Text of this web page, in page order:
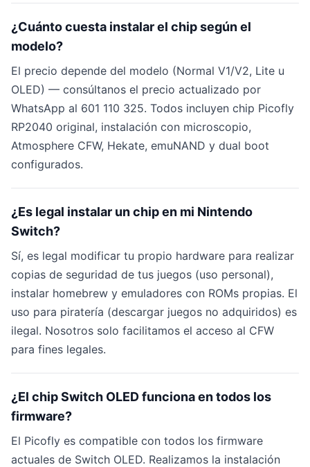
¿Cuánto cuesta instalar el chip según el
modelo?
El precio depende del modelo (Normal V1/V2, Lite u
OLED) — consúltanos el precio actualizado por
WhatsApp al 601 110 325. Todos incluyen chip Picofly
RP2040 original, instalación con microscopio,
Atmosphere CFW, Hekate, emuNAND y dual boot
configurados.
¿Es legal instalar un chip en mi Nintendo
Switch?
Sí, es legal modificar tu propio hardware para realizar
copias de seguridad de tus juegos (uso personal),
instalar homebrew y emuladores con ROMs propias. El
uso para piratería (descargar juegos no adquiridos) es
ilegal. Nosotros solo facilitamos el acceso al CFW
para fines legales.
¿El chip Switch OLED funciona en todos los
firmware?
El Picofly es compatible con todos los firmware
actuales de Switch OLED. Realizamos la instalación